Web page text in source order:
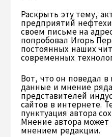
Раскрыть эту тему,
предприятий
своем письме на
попробовал Игорь
постоянных наших
современных
Вот, что он поведал в
данные и мнение
представителей
сайтов в интернете.
пунктуация автора
Мнение автора может
мнением редакции.